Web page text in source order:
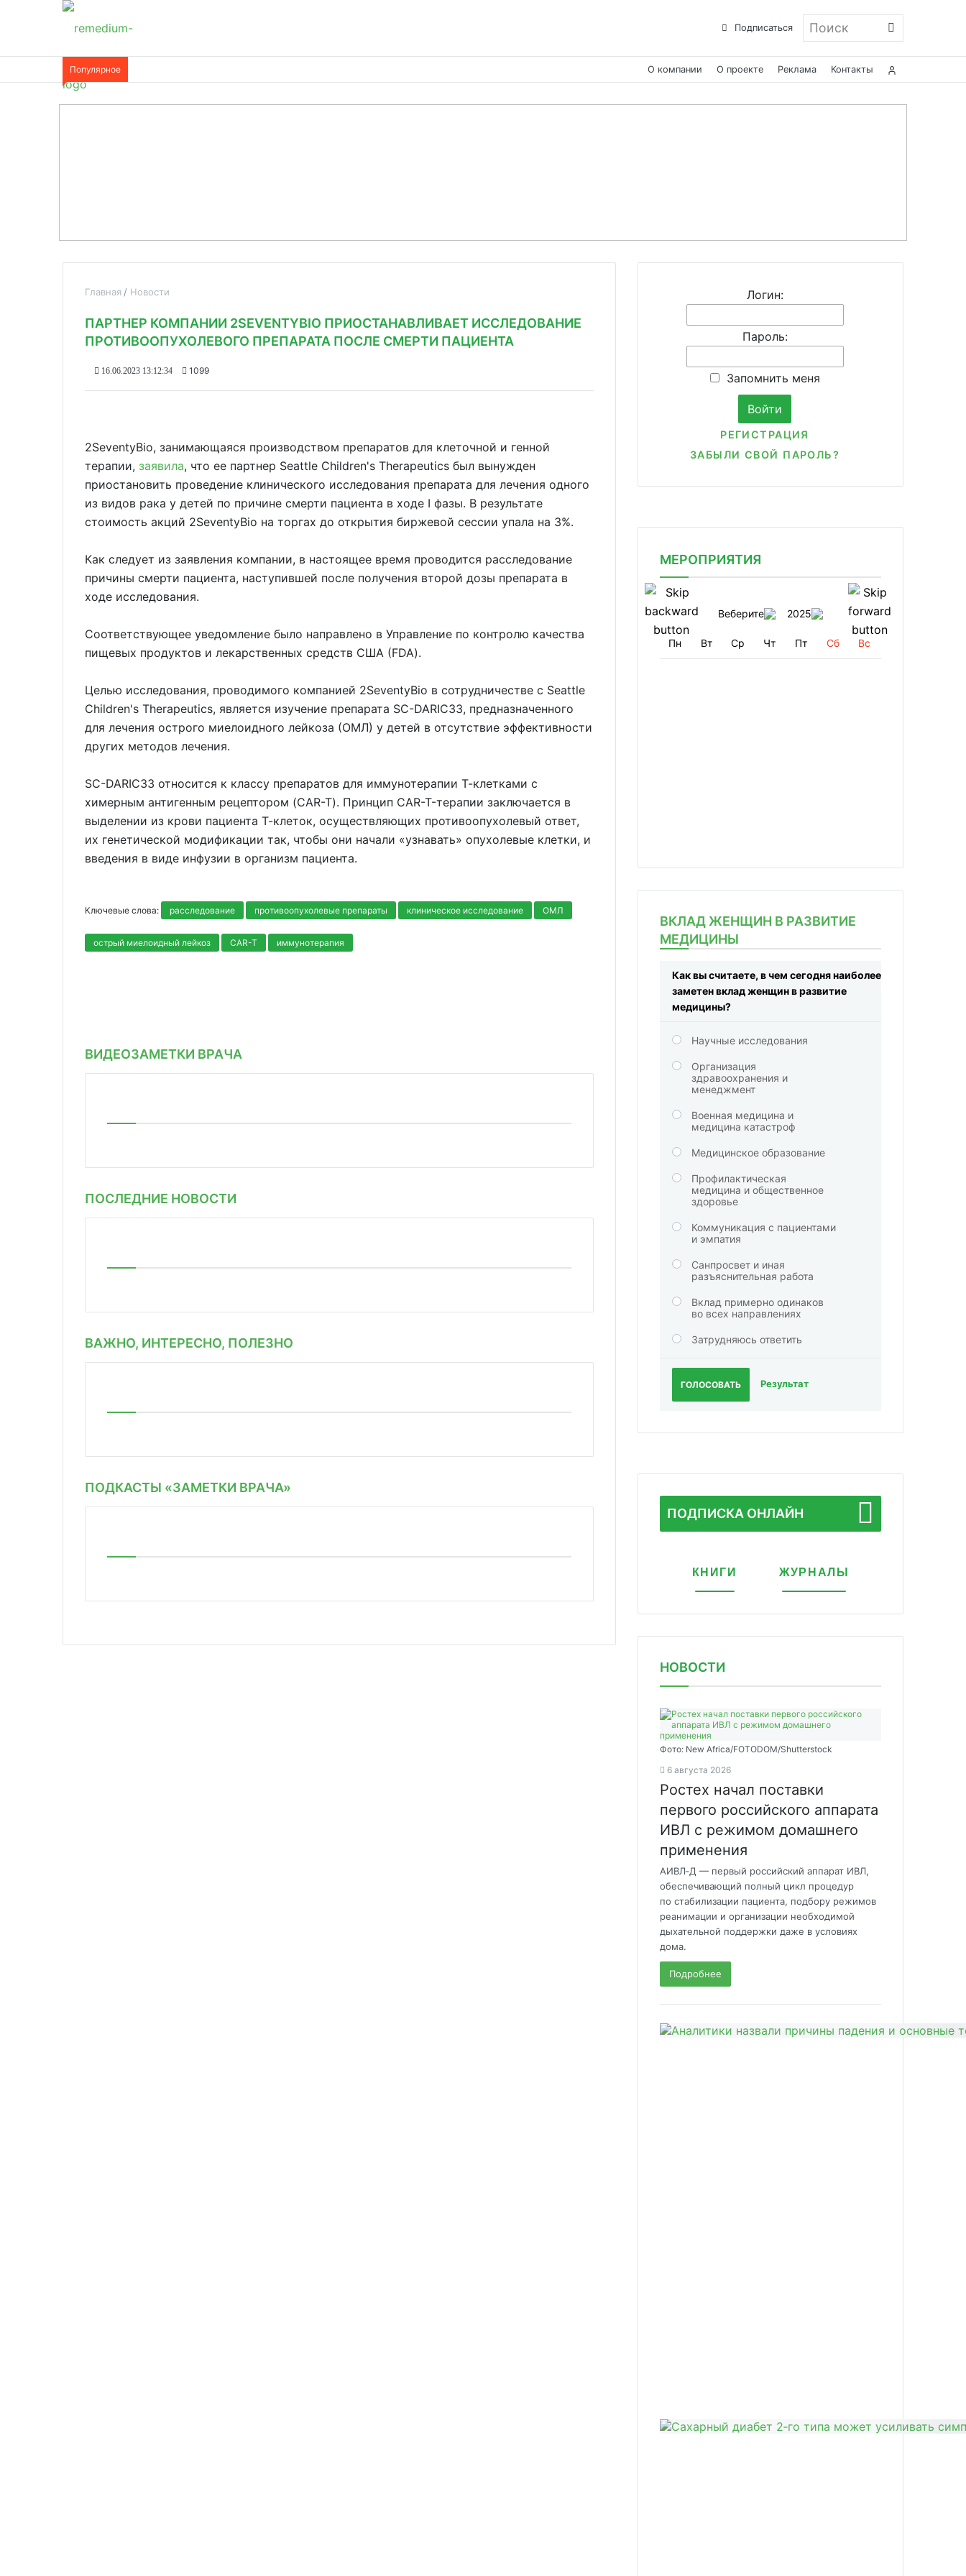
Подписаться Поиск
Популярное О компании О проекте Реклама Контакты
Главная Новости
ПАРТНЕР КОМПАНИИ 2SEVENTYBIO ПРИОСТАНАВЛИВАЕТ ИССЛЕДОВАНИЕ
ПРОТИВООПУХОЛЕВОГО ПРЕПАРАТА ПОСЛЕ СМЕРТИ ПАЦИЕНТА
16.06.2023 13:12:34 1099
2SeventyBio, занимающаяся производством препаратов для клеточной и генной
терапии, заявила, что ее партнер Seattle Children's Therapeutics был вынужден
приостановить проведение клинического исследования препарата для лечения одного
из видов рака у детей по причине смерти пациента в ходе I фазы. В результате
стоимость акций 2SeventyBio на торгах до открытия биржевой сессии упала на 3%.
Как следует из заявления компании, в настоящее время проводится расследование
причины смерти пациента, наступившей после получения второй дозы препарата в
ходе исследования.
Соответствующее уведомление было направлено в Управление по контролю качества
пищевых продуктов и лекарственных средств США (FDA).
Целью исследования, проводимого компанией 2SeventyBio в сотрудничестве с Seattle
Children's Therapeutics, является изучение препарата SC-DARIC33, предназначенного
для лечения острого миелоидного лейкоза (ОМЛ) у детей в отсутствие эффективности
других методов лечения.
SC-DARIC33 относится к классу препаратов для иммунотерапии Т-клетками с
химерным антигенным рецептором (CAR-T). Принцип CAR-T-терапии заключается в
выделении из крови пациента Т-клеток, осуществляющих противоопухолевый ответ,
их генетической модификации так, чтобы они начали «узнавать» опухолевые клетки, и
введения в виде инфузии в организм пациента.
Ключевые слова: расследование противоопухолевые препараты клиническое исследование ОМЛ
острый миелоидный лейкоз CAR-T иммунотерапия
ВИДЕОЗАМЕТКИ ВРАЧА
ПОСЛЕДНИЕ НОВОСТИ
ВАЖНО, ИНТЕРЕСНО, ПОЛЕЗНО
ПОДКАСТЫ «ЗАМЕТКИ ВРАЧА»
Логин:
Пароль:
Запомнить меня
РЕГИСТРАЦИЯ
ЗАБЫЛИ СВОЙ ПАРОЛЬ?
МЕРОПРИЯТИЯ
Веберите 2025
Пн Вт Ср Чт Пт Сб Вс
ВКЛАД ЖЕНЩИН В РАЗВИТИЕ
МЕДИЦИНЫ
Как вы считаете, в чем сегодня наиболее
заметен вклад женщин в развитие
медицины?
Научные исследования
Организация
здравоохранения и
менеджмент
Военная медицина и
медицина катастроф
Медицинское образование
Профилактическая
медицина и общественное
здоровье
Коммуникация с пациентами
и эмпатия
Санпросвет и иная
разъяснительная работа
Вклад примерно одинаков
во всех направлениях
Затрудняюсь ответить
ГОЛОСОВАТЬ Результат
ПОДПИСКА ОНЛАЙН
КНИГИ ЖУРНАЛЫ
НОВОСТИ
Фото: New Africa/FOTODOM/Shutterstock
6 августа 2026
Ростех начал поставки
первого российского аппарата
ИВЛ с режимом домашнего
применения
АИВЛ‑Д — первый российский аппарат ИВЛ,
обеспечивающий полный цикл процедур
по стабилизации пациента, подбору режимов
реанимации и организации необходимой
дыхательной поддержки даже в условиях
дома.
Подробнее